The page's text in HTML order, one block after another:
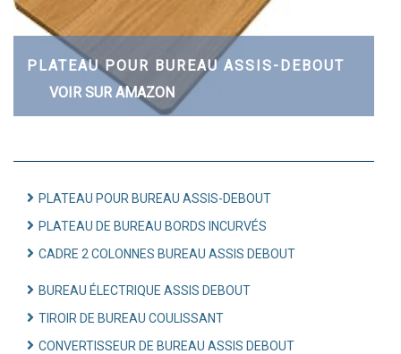
PLATEAU POUR BUREAU ASSIS-DEBOUT
VOIR SUR AMAZON
PLATEAU POUR BUREAU ASSIS-DEBOUT
PLATEAU DE BUREAU BORDS INCURVÉS
CADRE 2 COLONNES BUREAU ASSIS DEBOUT
BUREAU ÉLECTRIQUE ASSIS DEBOUT
TIROIR DE BUREAU COULISSANT
CONVERTISSEUR DE BUREAU ASSIS DEBOUT